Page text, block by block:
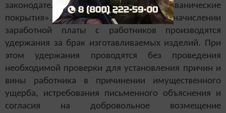
законодательства на предприятии «Гальванические
покрытия». Установлено, что при начислении
заработной платы с работников производятся
удержания за брак изготавливаемых изделий. При
этом удержания проводятся без проведения
необходимой проверки для установления причин и
вины работника в причинении имущественного
ущерба, истребования письменного объяснения и
согласия на добровольное возмещение